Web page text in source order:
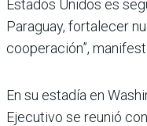
Estados Unidos es
Paraguay, fortalecer
cooperación”,
En su estadía en
Ejecutivo se reunió con